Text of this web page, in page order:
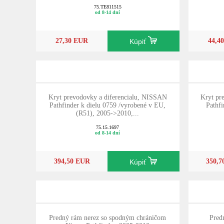
75.TE811515
od 8-14 dní
27,30 EUR Kúpiť
Kryt prevodovky a diferencialu, NISSAN
Pathfinder k dielu 0759 /vyrobené v EU,
(R51), 2005->2010,...
75.15.1697
od 8-14 dní
394,50 EUR Kúpiť
Kryt
Predný rám nerez so spodným chráničom